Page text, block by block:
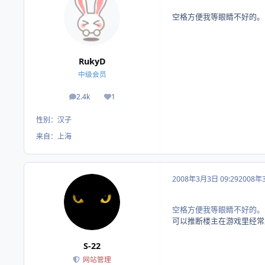
RukyD
中级会员
2.4k
帖子 1
荣誉积分
性别： 汉子
来自： 上海
空格方便我等眼睛不好的。
S-22
网站管理
2008年3月3日 09:292008年
空格方便我等眼睛不好的。
可以推断楼主在游戏里经常